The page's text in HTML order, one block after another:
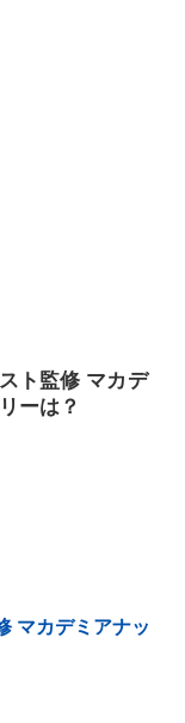
ト監修 マカデ
ーは？
マカデミアナッ